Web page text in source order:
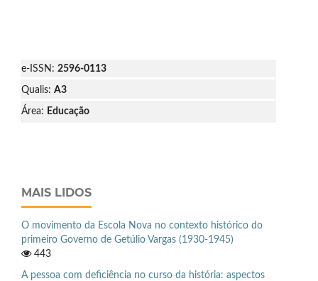
e-ISSN: 2596-0113
Qualis: A3
Área: Educação
MAIS LIDOS
O movimento da Escola Nova no contexto histórico do
primeiro Governo de Getúlio Vargas (1930-1945)
443
A pessoa com deficiência no curso da história: aspectos